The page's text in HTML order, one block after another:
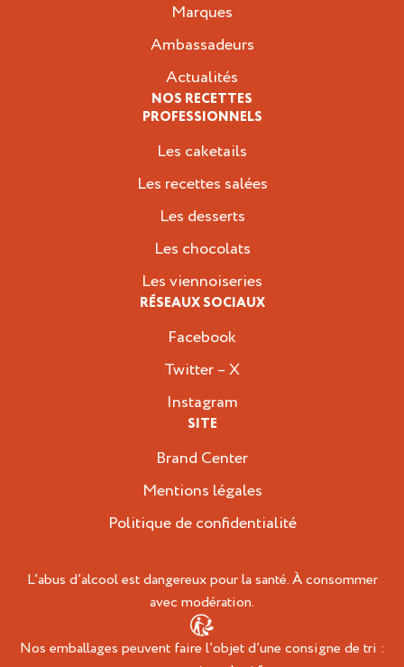
Marques
Ambassadeurs
Actualités
NOS RECETTES
PROFESSIONNELS
Les caketails
Les recettes salées
Les desserts
Les chocolats
Les viennoiseries
RÉSEAUX SOCIAUX
Facebook
Twitter – X
Instagram
SITE
Brand Center
Mentions légales
Politique de confidentialité
L’abus d’alcool est dangereux pour la santé. À consommer
avec modération.
Nos emballages peuvent faire l’objet d’une consigne de tri :